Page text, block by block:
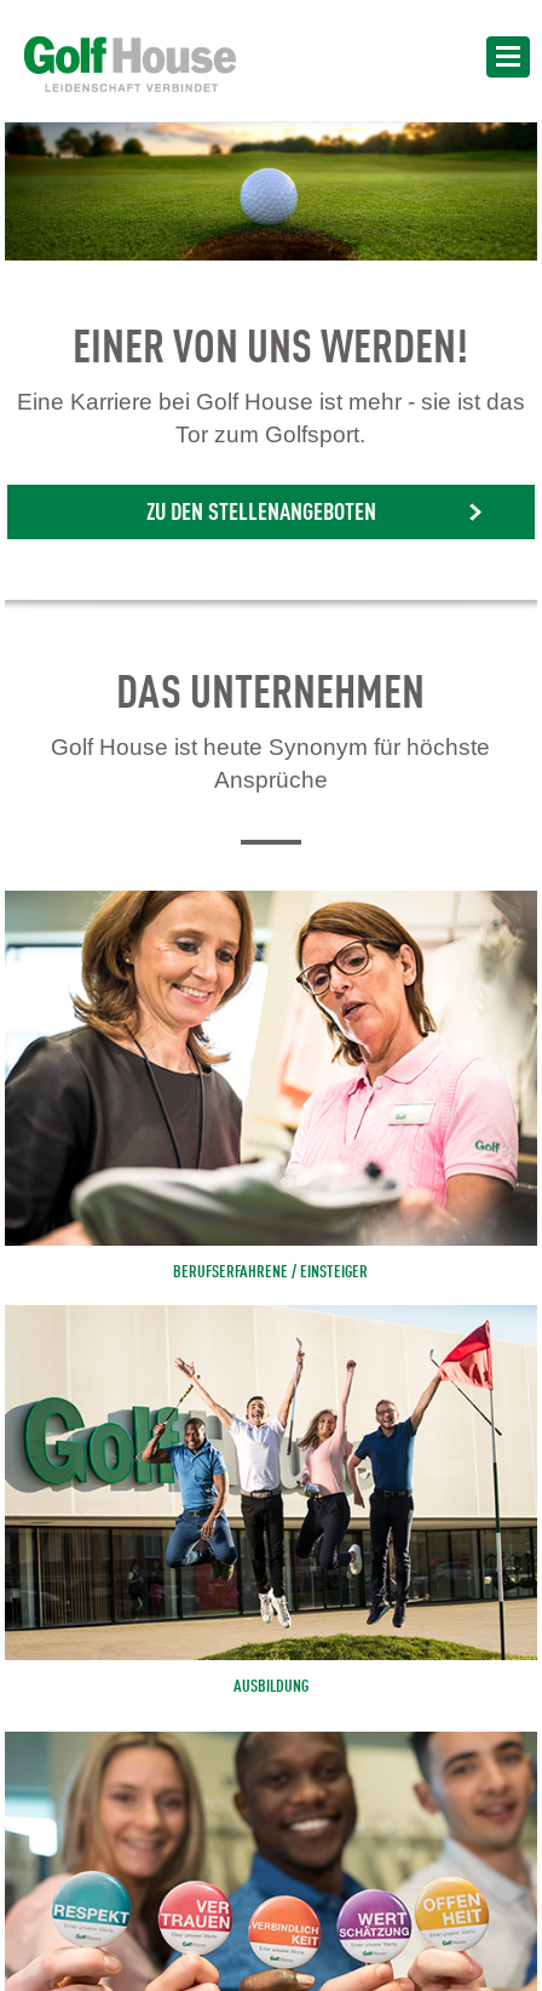
EINER VON UNS WERDEN!
Eine Karriere bei Golf House ist mehr - sie ist das
Tor zum Golfsport.
ZU DEN STELLENANGEBOTEN
DAS UNTERNEHMEN
Golf House ist heute Synonym für höchste
Ansprüche
BERUFSERFAHRENE / EINSTEIGER
AUSBILDUNG